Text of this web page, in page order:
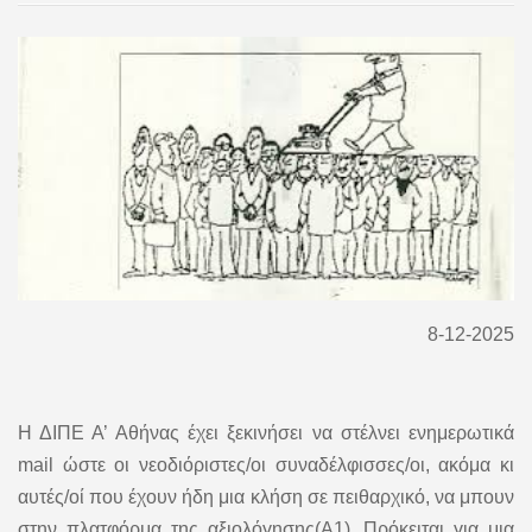
8-12-2025
Η ΔΙΠΕ Α’ Αθήνας έχει ξεκινήσει να στέλνει ενημερωτικά
mail ώστε οι νεοδιόριστες/οι συναδέλφισσες/οι, ακόμα κι
αυτές/οί που έχουν ήδη μια κλήση σε πειθαρχικό, να μπουν